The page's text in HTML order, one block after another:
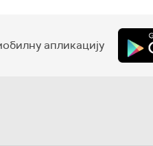
апликацију